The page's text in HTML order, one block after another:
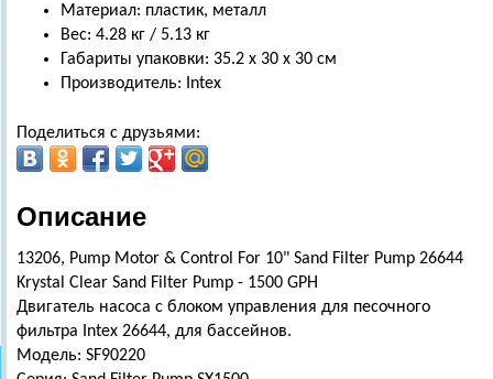
Материал: пластик, металл
Вес: 4.28 кг / 5.13 кг
Габариты упаковки: 35.2 х 30 х 30 см
Производитель: Intex
Поделиться с друзьями:
Описание
13206, Pump Motor & Control For 10" Sand Filter Pump 26644
Krystal Clear Sand Filter Pump - 1500 GPH
Двигатель насоса с блоком управления для песочного
фильтра Intex 26644, для бассейнов.
Модель: SF90220